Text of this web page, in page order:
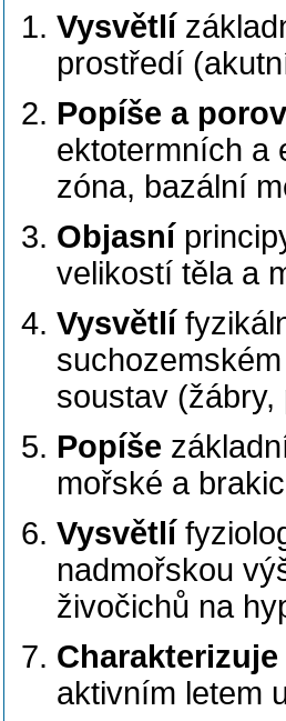
Vysvětlí
prostředí
Popíše a
ektotermních a
zóna, bazální
Objasní
velikostí těla a
Vysvětlí
soustav
Popíše
mořské a
Vysvětlí
nadmořskou
živočichů na
Charakterizuje
aktivním letem